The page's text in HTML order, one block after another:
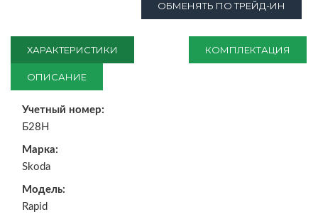
ХАРАКТЕРИСТИКИ КОМПЛЕКТАЦИЯ
ОПИСАНИЕ
Учетный номер:
Б28Н
Марка:
Skoda
Модель:
Rapid
ОБМЕНЯТЬ ПО ТРЕЙД-ИН